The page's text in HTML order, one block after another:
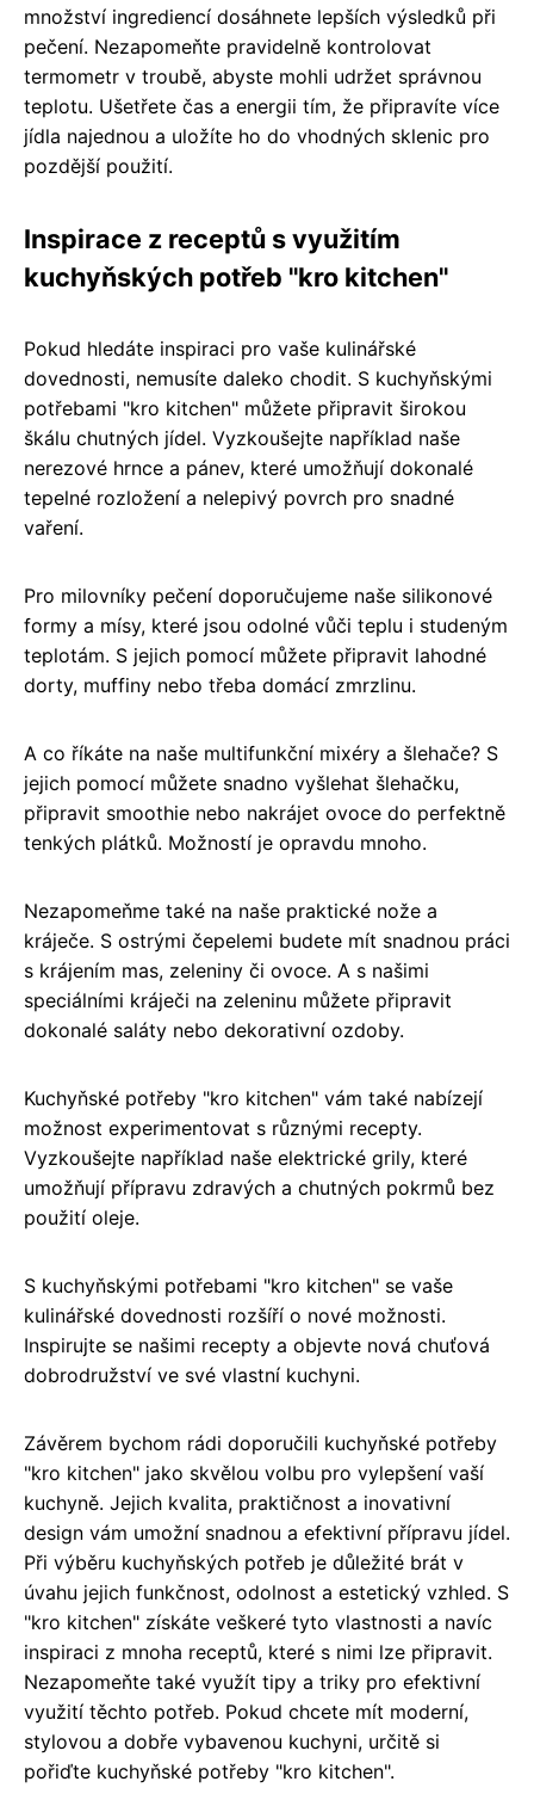
množství ingrediencí dosáhnete lepších výsledků při
pečení. Nezapomeňte pravidelně kontrolovat
termometr v troubě, abyste mohli udržet správnou
teplotu. Ušetřete čas a energii tím, že připravíte více
jídla najednou a uložíte ho do vhodných sklenic pro
pozdější použití.
Inspirace z receptů s využitím
kuchyňských potřeb "kro kitchen"
Pokud hledáte inspiraci pro vaše kulinářské
dovednosti, nemusíte daleko chodit. S kuchyňskými
potřebami "kro kitchen" můžete připravit širokou
škálu chutných jídel. Vyzkoušejte například naše
nerezové hrnce a pánev, které umožňují dokonalé
tepelné rozložení a nelepivý povrch pro snadné
vaření.
Pro milovníky pečení doporučujeme naše silikonové
formy a mísy, které jsou odolné vůči teplu i studeným
teplotám. S jejich pomocí můžete připravit lahodné
dorty, muffiny nebo třeba domácí zmrzlinu.
A co říkáte na naše multifunkční mixéry a šlehače? S
jejich pomocí můžete snadno vyšlehat šlehačku,
připravit smoothie nebo nakrájet ovoce do perfektně
tenkých plátků. Možností je opravdu mnoho.
Nezapomeňme také na naše praktické nože a
kráječe. S ostrými čepelemi budete mít snadnou práci
s krájením mas, zeleniny či ovoce. A s našimi
speciálními kráječi na zeleninu můžete připravit
dokonalé saláty nebo dekorativní ozdoby.
Kuchyňské potřeby "kro kitchen" vám také nabízejí
možnost experimentovat s různými recepty.
Vyzkoušejte například naše elektrické grily, které
umožňují přípravu zdravých a chutných pokrmů bez
použití oleje.
S kuchyňskými potřebami "kro kitchen" se vaše
kulinářské dovednosti rozšíří o nové možnosti.
Inspirujte se našimi recepty a objevte nová chuťová
dobrodružství ve své vlastní kuchyni.
Závěrem bychom rádi doporučili kuchyňské potřeby
"kro kitchen" jako skvělou volbu pro vylepšení vaší
kuchyně. Jejich kvalita, praktičnost a inovativní
design vám umožní snadnou a efektivní přípravu jídel.
Při výběru kuchyňských potřeb je důležité brát v
úvahu jejich funkčnost, odolnost a estetický vzhled. S
"kro kitchen" získáte veškeré tyto vlastnosti a navíc
inspiraci z mnoha receptů, které s nimi lze připravit.
Nezapomeňte také využít tipy a triky pro efektivní
využití těchto potřeb. Pokud chcete mít moderní,
stylovou a dobře vybavenou kuchyni, určitě si
pořiďte kuchyňské potřeby "kro kitchen".